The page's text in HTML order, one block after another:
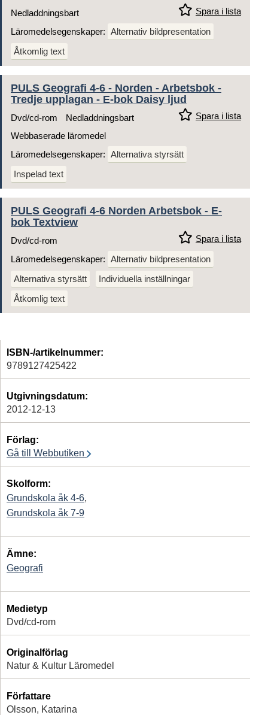
Spara i lista
Nedladdningsbart
Läromedelsegenskaper: Alternativ bildpresentation
Åtkomlig text
PULS Geografi 4-6 - Norden - Arbetsbok -
Tredje upplagan - E-bok Daisy ljud
Spara i lista
Dvd/cd-rom
Nedladdningsbart
Webbaserade läromedel
Läromedelsegenskaper: Alternativa styrsätt
Inspelad text
PULS Geografi 4-6 Norden Arbetsbok - E-
bok Textview
Spara i lista
Dvd/cd-rom
Läromedelsegenskaper: Alternativ bildpresentation
Alternativa styrsätt
Individuella inställningar
Åtkomlig text
ISBN-/artikelnummer:
9789127425422
Utgivningsdatum:
2012-12-13
Förlag:
Gå till Webbutiken
Skolform:
Grundskola åk 4-6,
Grundskola åk 7-9
Ämne:
Geografi
Medietyp
Dvd/cd-rom
Originalförlag
Natur & Kultur Läromedel
Författare
Olsson, Katarina